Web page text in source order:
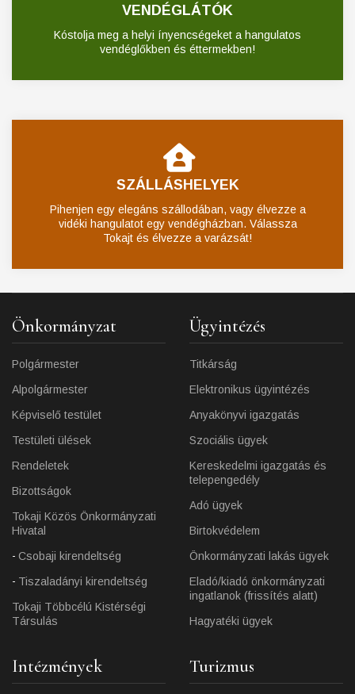
VENDÉGLÁTÓK
Kóstolja meg a helyi ínyencségeket a hangulatos
vendéglőkben és éttermekben!
SZÁLLÁSHELYEK
Pihenjen egy elegáns szállodában, vagy élvezze a
vidéki hangulatot egy vendégházban. Válassza
Tokajt és élvezze a varázsát!
Önkormányzat
Polgármester
Alpolgármester
Képviselő testület
Testületi ülések
Rendeletek
Bizottságok
Tokaji Közös Önkormányzati
Hivatal
Csobaji kirendeltség
Tiszaladányi kirendeltség
Tokaji Többcélú Kistérségi
Társulás
Ügyintézés
Titkárság
Elektronikus ügyintézés
Anyakönyvi igazgatás
Szociális ügyek
Kereskedelmi igazgatás és
telepengedély
Adó ügyek
Birtokvédelem
Önkormányzati lakás ügyek
Eladó/kiadó önkormányzati
ingatlanok (frissítés alatt)
Hagyatéki ügyek
Intézmények Turizmus